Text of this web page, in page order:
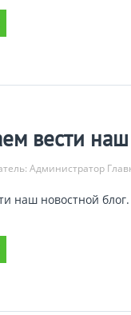
вести наш
Администратор
наш новостной блог.